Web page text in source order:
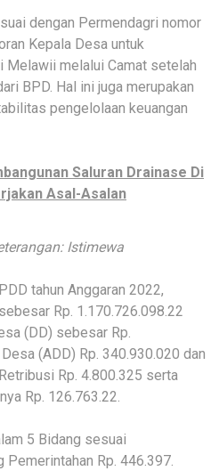
dengan Permendagri nomor
Kepala Desa untuk
Melawii melalui Camat setelah
BPD. Hal ini juga merupakan
pengelolaan keuangan
Saluran Drainase Di
Asal-Asalan
Istimewa
tahun Anggaran 2022,
Rp. 1.170.726.098.22
(DD) sebesar Rp.
(ADD) Rp. 340.930.020 dan
Rp. 4.800.325 serta
Rp. 126.763.22.
5 Bidang sesuai
Pemerintahan Rp. 446.397.